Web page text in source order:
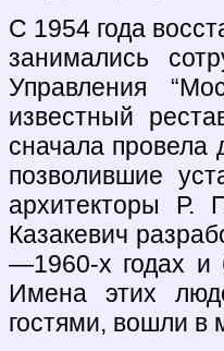
С 1954 года
занимались
Управления
известный
сначала провела
позволившие
архитекторы
Казакевич
—1960-х годах и
Имена этих
гостями, вошли в